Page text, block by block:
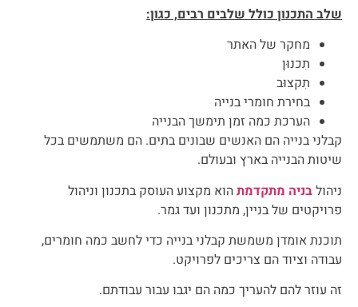
שלב התכנון כולל שלבים רבים, כגון:
מחקר של האתר
תִכנוּן
תִקצוּב
בחירת חומרי בנייה
הערכת כמה זמן תימשך הבנייה
קבלני בנייה הם האנשים שבונים בתים. הם משתמשים בכל
שיטות הבנייה בארץ ובעולם.
ניהולבניה מתקדמתהוא מקצוע העוסק בתכנון וניהול
פרויקטים של בניין, מתכנון ועד גמר.
תוכנת אומדן משמשת קבלני בנייה כדי לחשב כמה חומרים,
עבודה וציוד הם צריכים לפרויקט.
זה עוזר להם להעריך כמה הם יגבו עבור עבודתם.